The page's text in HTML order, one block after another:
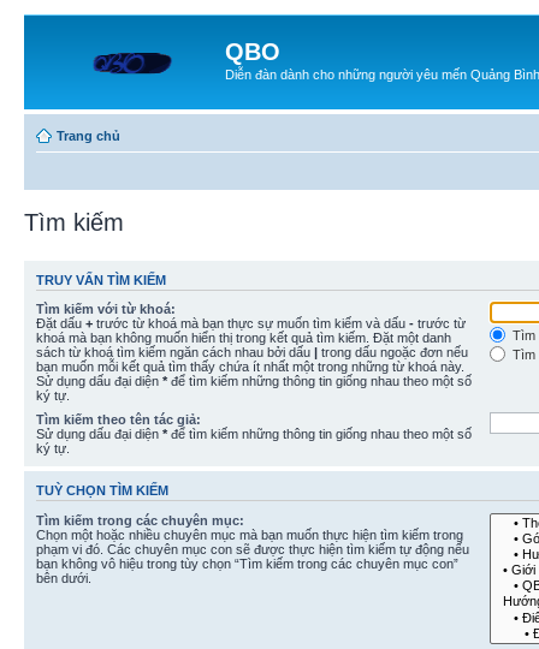
QBO
Diễn đàn dành cho những người yêu mến Quảng Bình
Trang chủ
Tìm kiếm
TRUY VẤN TÌM KIẾM
Tìm kiếm với từ khoá:
Đặt dấu + trước từ khoá mà bạn thực sự muốn tìm kiếm và dấu - trước từ
khoá mà bạn không muốn hiển thị trong kết quả tìm kiếm. Đặt một danh
sách từ khoá tìm kiếm ngăn cách nhau bởi dấu | trong dấu ngoặc đơn nếu
bạn muốn mỗi kết quả tìm thấy chứa ít nhất một trong những từ khoá này.
Sử dụng dấu đại diện * để tìm kiếm những thông tin giống nhau theo một số
ký tự.
Tìm
Tìm
Tìm kiếm theo tên tác giả:
Sử dụng dấu đại diện * để tìm kiếm những thông tin giống nhau theo một số
ký tự.
TUỲ CHỌN TÌM KIẾM
Tìm kiếm trong các chuyên mục:
Chọn một hoặc nhiều chuyên mục mà bạn muốn thực hiện tìm kiếm trong
phạm vi đó. Các chuyên mục con sẽ được thực hiện tìm kiếm tự động nếu
bạn không vô hiệu trong tùy chọn “Tìm kiếm trong các chuyên mục con”
bên dưới.